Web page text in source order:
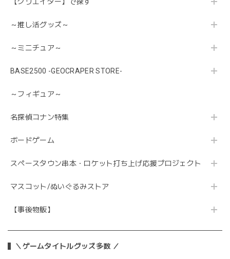
【クリエイター】で探す
～推し活グッズ～
～ミニチュア～
BASE2500 -GEOCRAPER STORE-
～フィギュア～
名探偵コナン特集
ボードゲーム
スペースタウン串本・ロケット打ち上げ応援プロジェクト
マスコット/ぬいぐるみストア
【事後物販】
＼ゲームタイトルグッズ多数 ／